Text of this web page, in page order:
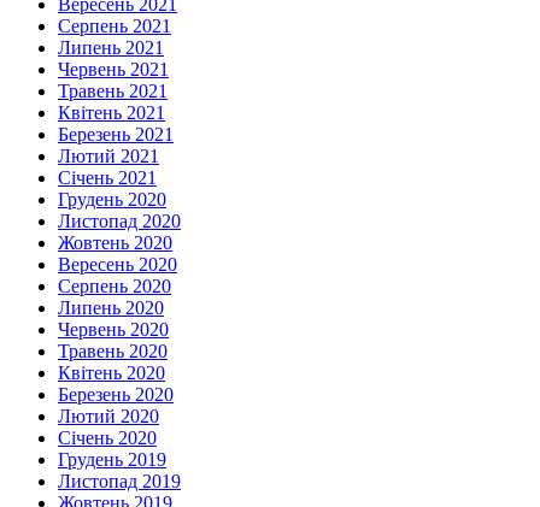
Вересень 2021
Серпень 2021
Липень 2021
Червень 2021
Травень 2021
Квітень 2021
Березень 2021
Лютий 2021
Січень 2021
Грудень 2020
Листопад 2020
Жовтень 2020
Вересень 2020
Серпень 2020
Липень 2020
Червень 2020
Травень 2020
Квітень 2020
Березень 2020
Лютий 2020
Січень 2020
Грудень 2019
Листопад 2019
Жовтень 2019